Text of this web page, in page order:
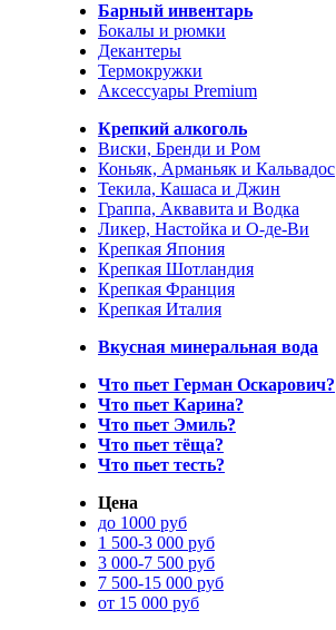
Барный инвентарь
Бокалы и рюмки
Декантеры
Термокружки
Аксессуары Premium
Крепкий алкоголь
Виски, Бренди и Ром
Коньяк, Арманьяк и Кальвадос
Текила, Кашаса и Джин
Граппа, Аквавита и Водка
Ликер, Настойка и О-де-Ви
Крепкая Япония
Крепкая Шотландия
Крепкая Франция
Крепкая Италия
Вкусная минеральная вода
Что пьет Герман Оскарович?
Что пьет Карина?
Что пьет Эмиль?
Что пьет тёща?
Что пьет тесть?
Цена
до 1000 руб
1 500-3 000 руб
3 000-7 500 руб
7 500-15 000 руб
от 15 000 руб